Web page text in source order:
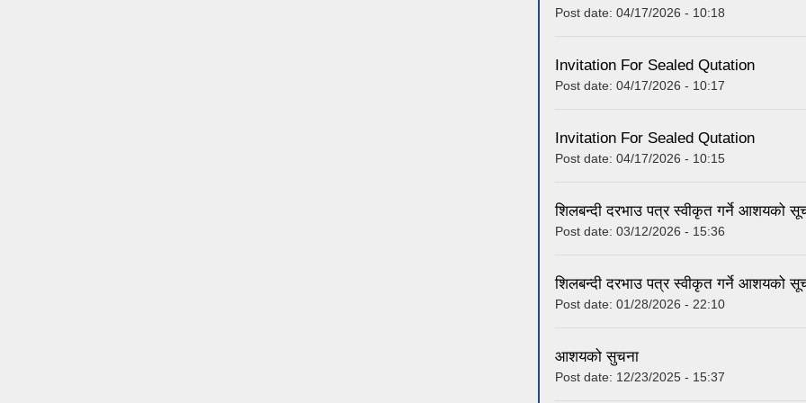
Post date: 04/17/2026 - 10:18
Invitation For Sealed Qutation
Post date: 04/17/2026 - 10:17
Invitation For Sealed Qutation
Post date: 04/17/2026 - 10:15
शिलबन्दी दरभाउ पत्र स्वीकृत गर्ने आशयको
Post date: 03/12/2026 - 15:36
शिलबन्दी दरभाउ पत्र स्वीकृत गर्ने आशयको
Post date: 01/28/2026 - 22:10
आशयको सुचना
Post date: 12/23/2025 - 15:37